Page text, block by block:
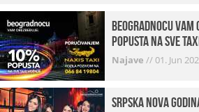
beogradnocu vam
popusta na sve
Najave //01. Jun
Srpska Nova